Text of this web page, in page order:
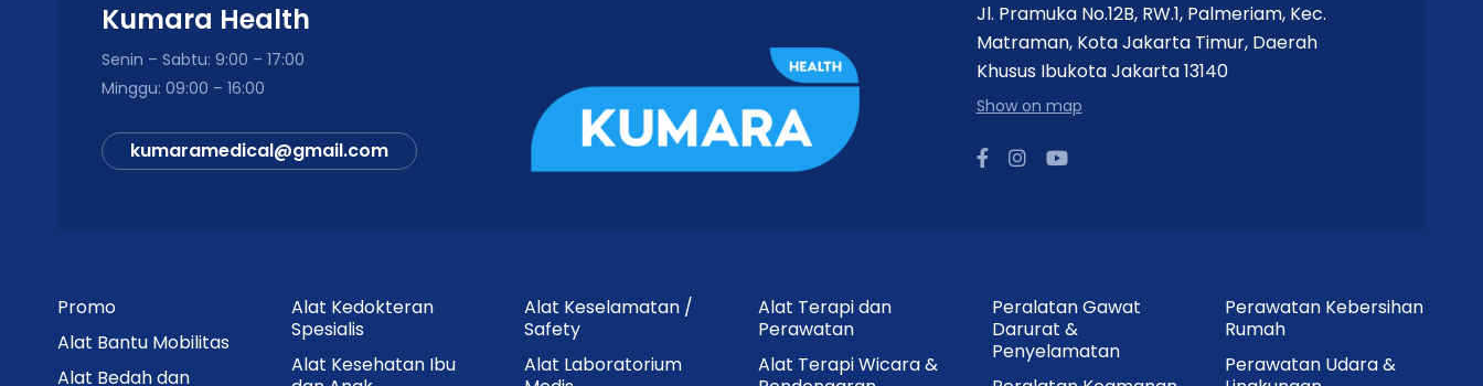
Kumara Health
Senin – Sabtu: 9:00 – 17:00
Minggu: 09:00 – 16:00
kumaramedical@gmail.com
Jl. Pramuka No.12B, RW.1, Palmeriam, Kec.
Matraman, Kota Jakarta Timur, Daerah
Khusus Ibukota Jakarta 13140
Show on map
Promo
Alat Bantu Mobilitas
Alat Bedah dan
Alat Kedokteran
Spesialis
Alat Kesehatan Ibu
Alat Keselamatan /
Safety
Alat Laboratorium
Alat Terapi dan
Perawatan
Alat Terapi Wicara &
Peralatan Gawat
Darurat &
Penyelamatan
Perawatan Kebersihan
Rumah
Perawatan Udara &